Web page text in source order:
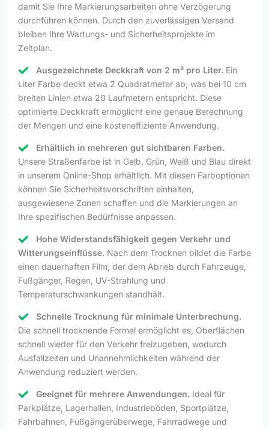
damit Sie Ihre Markierungsarbeiten ohne Verzögerung
durchführen können. Durch den zuverlässigen Versand
bleiben Ihre Wartungs- und Sicherheitsprojekte im
Zeitplan.
Ausgezeichnete Deckkraft von 2 m² pro Liter. Ein
Liter Farbe deckt etwa 2 Quadratmeter ab, was bei 10 cm
breiten Linien etwa 20 Laufmetern entspricht. Diese
optimierte Deckkraft ermöglicht eine genaue Berechnung
der Mengen und eine kosteneffiziente Anwendung.
Erhältlich in mehreren gut sichtbaren Farben.
Unsere Straßenfarbe ist in Gelb, Grün, Weiß und Blau direkt
in unserem Online-Shop erhältlich. Mit diesen Farboptionen
können Sie Sicherheitsvorschriften einhalten,
ausgewiesene Zonen schaffen und die Markierungen an
Ihre spezifischen Bedürfnisse anpassen.
Hohe Widerstandsfähigkeit gegen Verkehr und
Witterungseinflüsse. Nach dem Trocknen bildet die Farbe
einen dauerhaften Film, der dem Abrieb durch Fahrzeuge,
Fußgänger, Regen, UV-Strahlung und
Temperaturschwankungen standhält.
Schnelle Trocknung für minimale Unterbrechung.
Die schnell trocknende Formel ermöglicht es, Oberflächen
schnell wieder für den Verkehr freizugeben, wodurch
Ausfallzeiten und Unannehmlichkeiten während der
Anwendung reduziert werden.
Geeignet für mehrere Anwendungen. Ideal für
Parkplätze, Lagerhallen, Industrieböden, Sportplätze,
Fahrbahnen, Fußgängerüberwege, Fahrradwege und